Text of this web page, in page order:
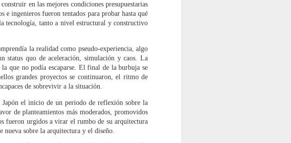
en las mejores condiciones presupuestarias
e ingenieros fueron tentados para probar hasta qué
tecnología, tanto a nivel estructural y constructivo
la realidad como pseudo-experiencia, algo
status quo de aceleración, simulación y caos. La
que no podía escaparse. El final de la burbuja se
grandes proyectos se continuaron, el ritmo de
de sobrevivir a la situación.
el inicio de un periodo de reflexión sobre la
de planteamientos más moderados, promovidos
fueron urgidos a virar el rumbo de su arquitectura
nueva sobre la arquitectura y el diseño.
que aquí
equivocarse a
a nada o a
hemos llegado temprano. En
estos meses, días, estoy
intentando desarrollar una teoría
Siempre es necesario prestar
extrema atención a las palabras, a
la construcción y componentes
del discurso hablado y escrito.
Lloyd Wright,
sí como
de cuartos
en la
UN
Luís
is Present en